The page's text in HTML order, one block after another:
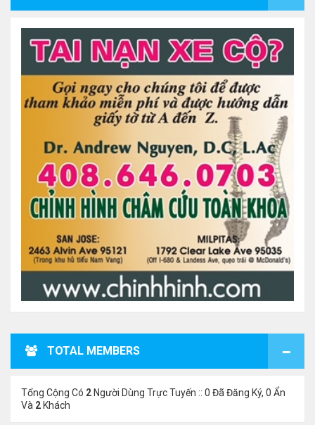
TOTAL MEMBERS
Tổng Cộng Có 2 Người Dùng Trực Tuyến :: 0 Đã Đăng Ký, 0 Ẩn
Và 2 Khách